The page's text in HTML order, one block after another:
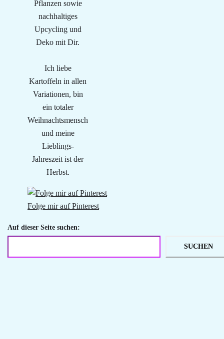
Pflanzen sowie
nachhaltiges
Upcycling und
Deko mit Dir.
Ich liebe
Kartoffeln in allen
Variationen, bin
ein totaler
Weihnachtsmensch
und meine
Lieblings-
Jahreszeit ist der
Herbst.
Folge mir auf Pinterest
Auf dieser Seite suchen:
SUCHEN